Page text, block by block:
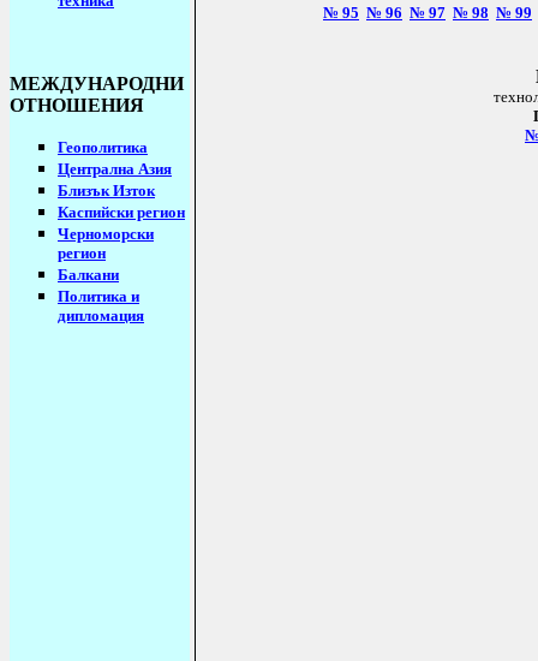
МЕЖДУНАРОДНИ
ОТНОШЕНИЯ
Геополитика
Централна Азия
Близък Изток
Каспийски регион
Черноморски
регион
Балкани
Политика и
дипломация
№ 95 № 96 № 97 № 98 № 99